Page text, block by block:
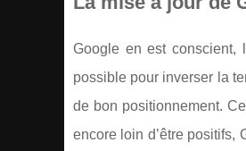
Google en est conscient,
possible pour inverser la
de bon positionnement.
encore loin d’être positifs,